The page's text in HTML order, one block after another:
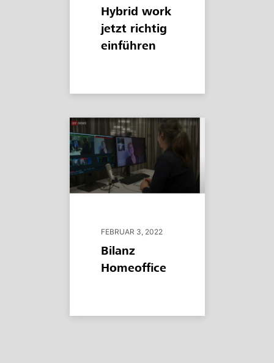
Hybrid work
jetzt richtig
einführen
FEBRUAR 3, 2022
Bilanz
Homeoffice